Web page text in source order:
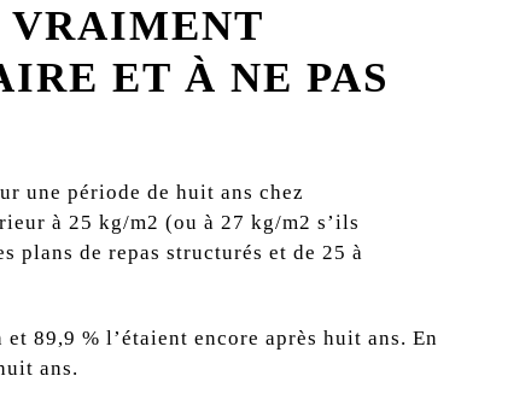
VRAIMENT
ET À NE PAS
une période de huit ans chez
à 25 kg/m2 (ou à 27 kg/m2 s’ils
plans de repas structurés et de 25 à
89,9 % l’étaient encore après huit ans. En
ans.